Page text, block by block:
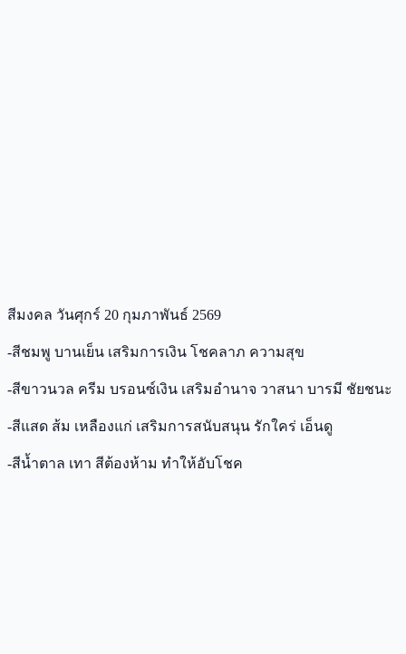
สีมงคล วันศุกร์ 20 กุมภาพันธ์ 2569
-สีชมพู บานเย็น เสริมการเงิน โชคลาภ ความสุข
-สีขาวนวล ครีม บรอนซ์เงิน เสริมอำนาจ วาสนา บารมี ชัยชนะ
-สีแสด ส้ม เหลืองแก่ เสริมการสนับสนุน รักใคร่ เอ็นดู
-สีน้ำตาล เทา สีต้องห้าม ทำให้อับโชค